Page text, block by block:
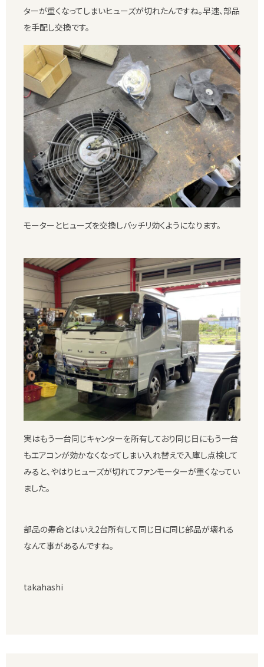
ターが重くなってしまいヒューズが切れたんですね。早速、部品
を手配し交換です。
モーターとヒューズを交換しバッチリ効くようになります。
実はもう一台同じキャンターを所有しており同じ日にもう一台
もエアコンが効かなくなってしまい入れ替えで入庫し点検して
みると、やはりヒューズが切れてファンモーターが重くなってい
ました。
部品の寿命とはいえ2台所有して同じ日に同じ部品が壊れる
なんて事があるんですね。
takahashi